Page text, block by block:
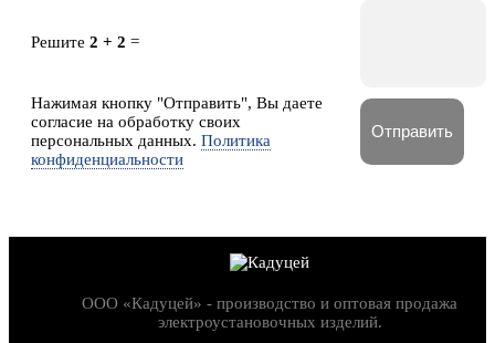
Решите 2 + 2 =
Нажимая кнопку "Отправить", Вы даете
согласие на обработку своих
персональных данных. Политика
конфиденциальности
ООО «Кадуцей» - производство и оптовая продажа
электроустановочных изделий.